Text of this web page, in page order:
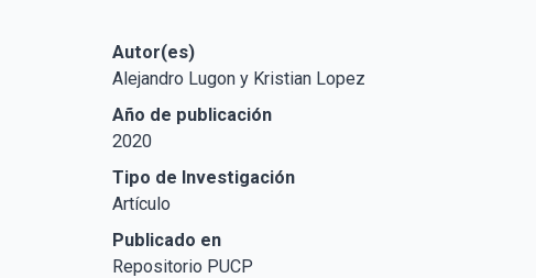
Autor(es)
Alejandro Lugon y Kristian Lopez
Año de publicación
2020
Tipo de Investigación
Artículo
Publicado en
Repositorio PUCP